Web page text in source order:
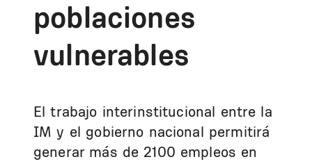
poblaciones
vulnerables
El trabajo interinstitucional entre la
IM y el gobierno nacional permitirá
generar más de 2100 empleos en